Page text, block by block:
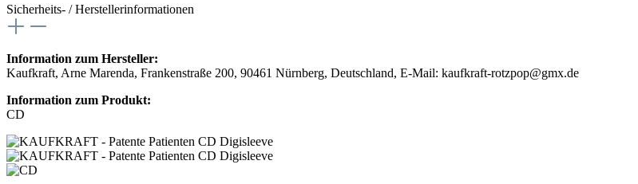
Sicherheits- / Herstellerinformationen
Information zum Hersteller:
Kaufkraft, Arne Marenda, Frankenstraße 200, 90461 Nürnberg, Deutschland, E-Mail: kaufkraft-rotzpop@gmx.de
Information zum Produkt:
CD